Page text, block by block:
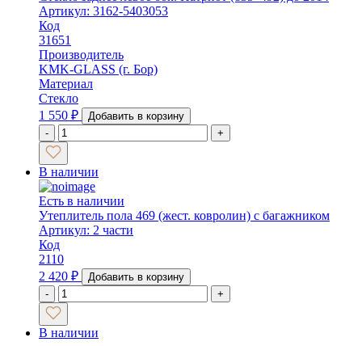
Артикул: 3162-5403053
Код
31651
Производитель
KMK-GLASS (г. Бор)
Материал
Стекло
1 550 ₽
Добавить в корзину
-
+
В наличии
Есть в наличии
Утеплитель пола 469 (жест. ковролин) с багажником
Артикул: 2 части
Код
2110
2 420 ₽
Добавить в корзину
-
+
В наличии